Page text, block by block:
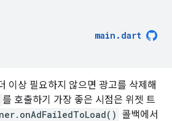
main . dart
이상 필요하지 않으면 광고를 삭제해
를 호출하기 가장 좋은 시점은 위젯 트
콜백에서